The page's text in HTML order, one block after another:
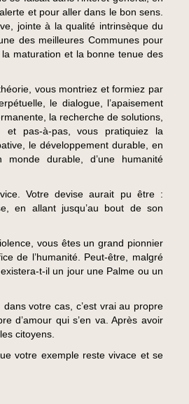
et pour aller dans le bon sens.
jointe à la qualité intrinsèque du
des meilleures Communes pour
maturation et la bonne tenue des
vous montriez et formiez par
le dialogue, l’apaisement
la recherche de solutions,
et pas-à-pas, vous pratiquiez la
le développement durable, en
durable, d’une humanité
Votre devise aurait pu être :
en allant jusqu’au bout de son
vous êtes un grand pionnier
de l’humanité. Peut-être, malgré
t-il un jour une Palme ou un
votre cas, c’est vrai au propre
d’amour qui s’en va. Après avoir
citoyens.
votre exemple reste vivace et se